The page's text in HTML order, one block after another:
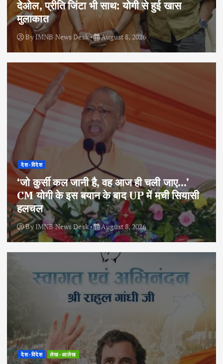
देओल, प्रीति जिंटा भी साथ: योगी से हुई खास
मुलाकात
ByIMNB News Desk August 8, 2026
देश-विदेश
‘जो कुर्सी कल जानी है, वह आज ही चली जाए…’
CM योगी के इस बयान के बाद UP में मची सियासी
हलचल
ByIMNB News Desk August 8, 2026
देश-विदेश लेख-आलेख